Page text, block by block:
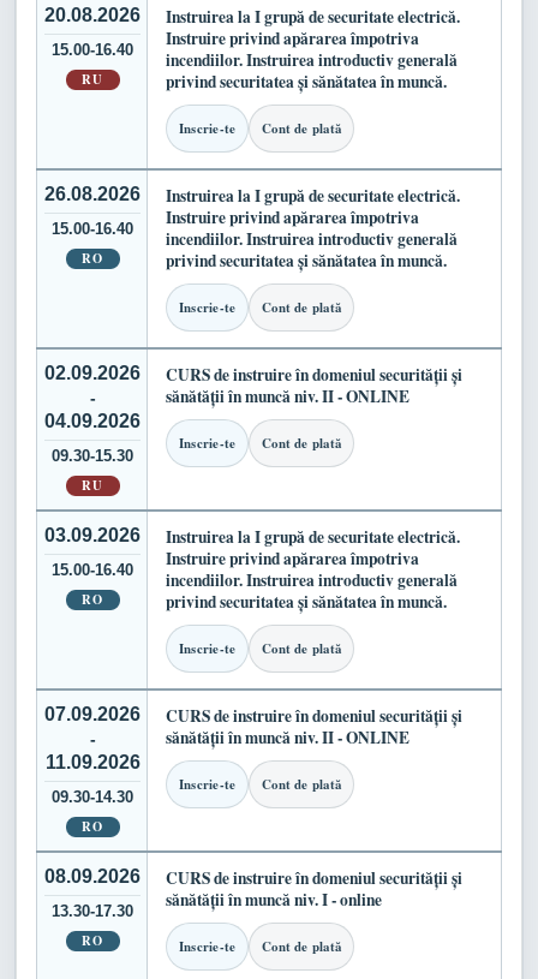
20.08.2026
15.00-16.40
RU
Instruirea la I grupă de securitate electrică.
Instruire privind apărarea împotriva
incendiilor. Instruirea introductiv generală
privind securitatea și sănătatea în muncă.
Inscrie-te Cont de plată
26.08.2026
15.00-16.40
RO
Instruirea la I grupă de securitate electrică.
Instruire privind apărarea împotriva
incendiilor. Instruirea introductiv generală
privind securitatea și sănătatea în muncă.
Inscrie-te Cont de plată
02.09.2026
-
04.09.2026
09.30-15.30
RU
CURS de instruire în domeniul securității și
sănătății în muncă niv. II - ONLINE
Inscrie-te Cont de plată
03.09.2026
15.00-16.40
RO
Instruirea la I grupă de securitate electrică.
Instruire privind apărarea împotriva
incendiilor. Instruirea introductiv generală
privind securitatea și sănătatea în muncă.
Inscrie-te Cont de plată
07.09.2026
-
11.09.2026
09.30-14.30
RO
CURS de instruire în domeniul securității și
sănătății în muncă niv. II - ONLINE
Inscrie-te Cont de plată
08.09.2026
13.30-17.30
RO
CURS de instruire în domeniul securității și
sănătății în muncă niv. I - online
Inscrie-te Cont de plată